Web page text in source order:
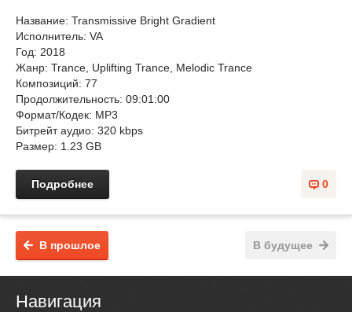
Название: Transmissive Bright Gradient
Исполнитель: VA
Год: 2018
Жанр: Trance, Uplifting Trance, Melodic Trance
Композиций: 77
Продолжительность: 09:01:00
Формат/Кодек: MP3
Битрейт аудио: 320 kbps
Размер: 1.23 GB
0
Подробнее
В будущее
В прошлое
Навигация